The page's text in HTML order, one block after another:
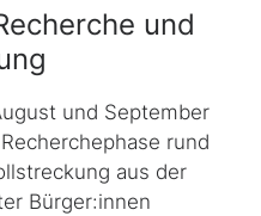
und
und September
rund
aus der
Bürger:innen